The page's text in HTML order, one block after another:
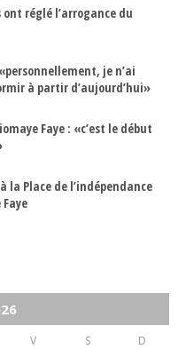
réglé l’arrogance du
je n’ai
à partir d’aujourd’hui»
Faye : «c’est le début
la Place de l’indépendance
V S D